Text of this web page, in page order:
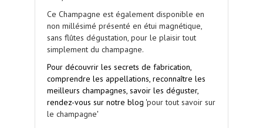
Ce Champagne est également disponible en
non millésimé présenté en étui magnétique,
sans flûtes dégustation, pour le plaisir tout
simplement du champagne.
Pour découvrir les secrets de fabrication,
comprendre les appellations, reconnaître les
meilleurs champagnes, savoir les déguster,
rendez-vous sur notre blog 'pour tout savoir sur
le champagne'